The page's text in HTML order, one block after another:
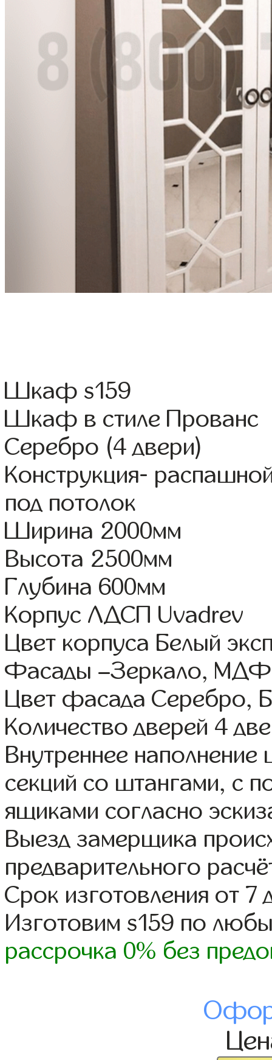
Шкаф s159
Шкаф в стиле Прованс
Серебро (4 двери)
Конструкция-
под потолок
Ширина 2000мм
Высота 2500мм
Глубина 600мм
Корпус ЛДСП Uvadrev
Цвет корпуса Белый
Фасады –Зеркало, МДФ
Цвет фасада Серебро,
Количество дверей 4
Внутреннее
секций со штангами, с
ящиками согласно
Выезд замерщика
предварительного
Срок изготовления от 7
Изготовим s159 по
рассрочка 0% без